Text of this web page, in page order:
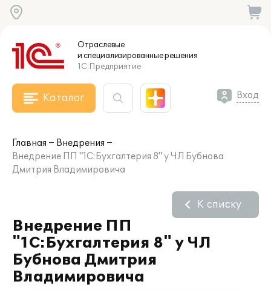
Отраслевые
и специализированныерешения
1С:Предприятие
Каталог Вход
Главная
Внедрения
Внедрение ПП "1С:Бухгалтерия 8" у ЧЛ Бубнова
Дмитрия Владимировича
Внедрение ПП
"1С:Бухгалтерия 8" у ЧЛ
Бубнова Дмитрия
Владимировича
К списку